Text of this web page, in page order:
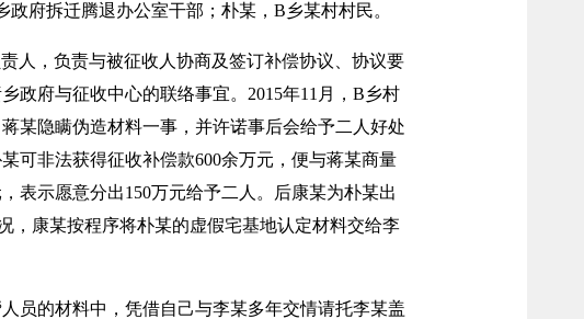
府拆迁腾退办公室干部；朴某，B乡某村村民。
人，负责与被征收人协商及签订补偿协议、协议要
政府与征收中心的联络事宜。2015年11月，B乡村
某隐瞒伪造材料一事，并许诺事后会给予二人好处
可非法获得征收补偿款600余万元，便与蒋某商量
表示愿意分出150万元给予二人。后康某为朴某出
，康某按程序将朴某的虚假宅基地认定材料交给李
员的材料中，凭借自己与李某多年交情请托李某盖